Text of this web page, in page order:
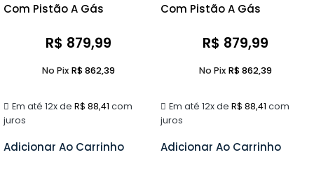
Com Pistão A Gás
R$ 879,99
Em até 12x de R$ 88,41 com
juros
No Pix R$862,39
Adicionar Ao Carrinho
Com Pistão A Gás
R$ 879,99
Em até 12x de R$ 88,41 com
juros
No Pix R$862,39
Adicionar Ao Carrinho